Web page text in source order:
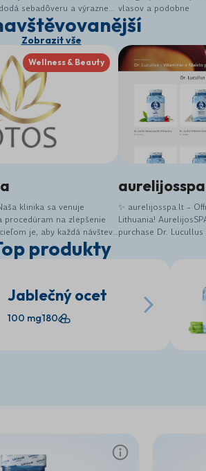
sebadôveru a výrazne
v pracovnom i
salón K. K. nesľubuje
vyjsť v ústrety a
ako dokonale
Príďte k nám zabudnúť na
vzhľad, relaxovať.
vlasov a podobne
Zobrazit vše
Wellness & Beauty
klinika sa venuje
procedúram na zlepšenie
je, aby každá návšteva
komfortom a zároveň
poskytujeme
nášmu tímu odborníkov.
zamilujete a starostlivosť
telo a tvár, sa stane
života. Vy si to
návštevu. Vitajte v
✨ aurelijosspa.lt –
Lithuania!
purchase Dr.
energy, digestion,
Convenient online
product information
More health, beauty
produkty
Jablečný ocet
100 mg180